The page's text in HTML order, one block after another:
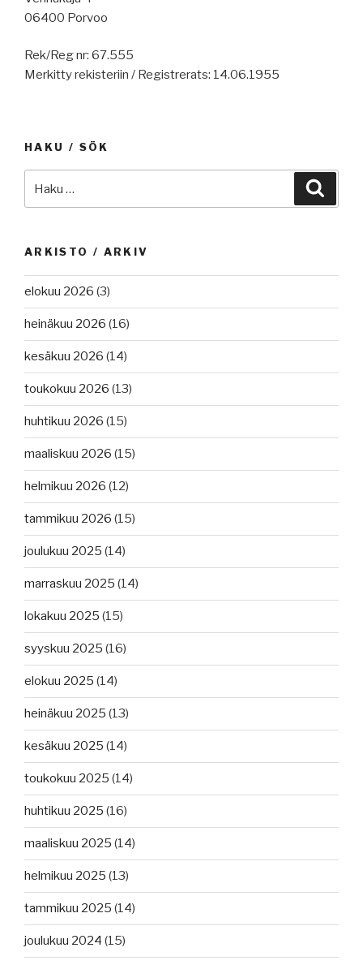
06400 Porvoo
Rek/Reg nr: 67.555
Merkitty rekisteriin / Registrerats: 14.06.1955
HAKU / SÖK
ARKISTO / ARKIV
elokuu 2026 (3)
heinäkuu 2026 (16)
kesäkuu 2026 (14)
toukokuu 2026 (13)
huhtikuu 2026 (15)
maaliskuu 2026 (15)
helmikuu 2026 (12)
tammikuu 2026 (15)
joulukuu 2025 (14)
marraskuu 2025 (14)
lokakuu 2025 (15)
syyskuu 2025 (16)
elokuu 2025 (14)
heinäkuu 2025 (13)
kesäkuu 2025 (14)
toukokuu 2025 (14)
huhtikuu 2025 (16)
maaliskuu 2025 (14)
helmikuu 2025 (13)
tammikuu 2025 (14)
joulukuu 2024 (15)